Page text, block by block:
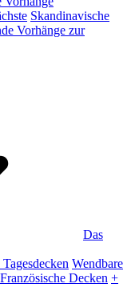
Skandinavische
Vorhänge zur
Das
Wendbare
Französische Decken +